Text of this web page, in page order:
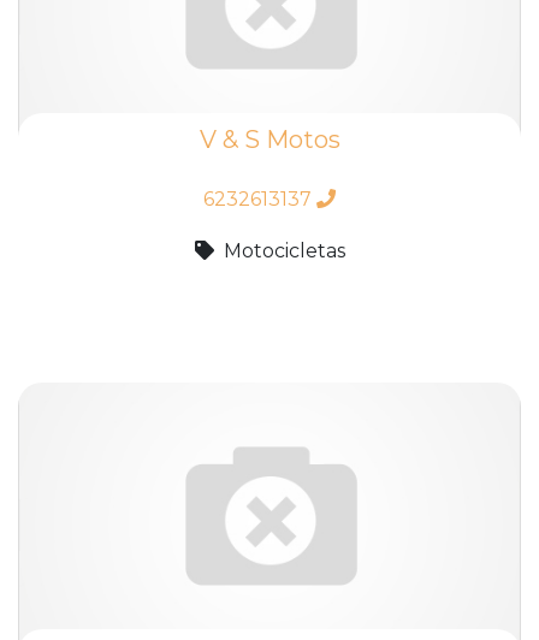
V & S Motos
6232613137
Motocicletas